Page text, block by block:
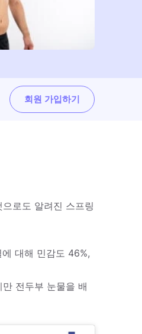
회원 가입하기
로도 알려진 스프링
대해 민감도 46%,
전두부 눈물을 배